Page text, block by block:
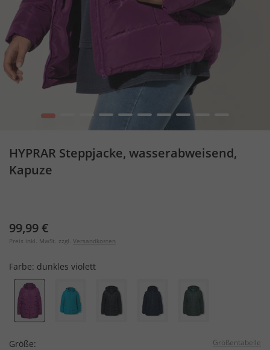
1 4 5 6 7 8
HYPRAR Steppjacke, wasserabweisend,
Kapuze
99,99 €
Preis inkl. MwSt. zzgl. Versandkosten
Farbe: dunkles violett
Größe: Größentabelle